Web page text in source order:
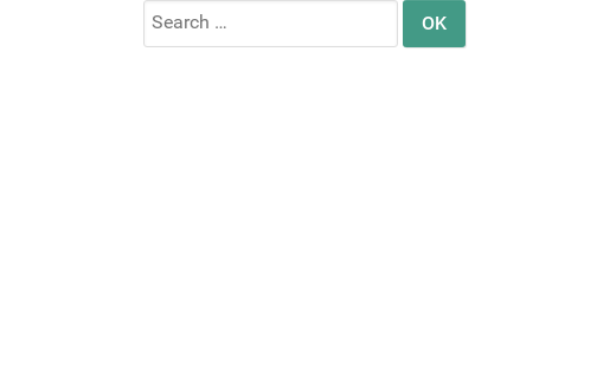
Search
for: